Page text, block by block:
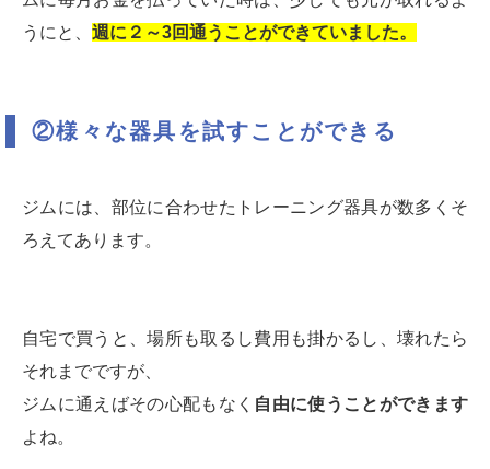
うにと、 週に２～3回通うことができていました。
②様々な器具を試すことができる
ジムには、部位に合わせたトレーニング器具が数多くそ
ろえてあります。
自宅で買うと、場所も取るし費用も掛かるし、壊れたら
それまでですが、
ジムに通えばその心配もなく 自由に使うことができます
よね。